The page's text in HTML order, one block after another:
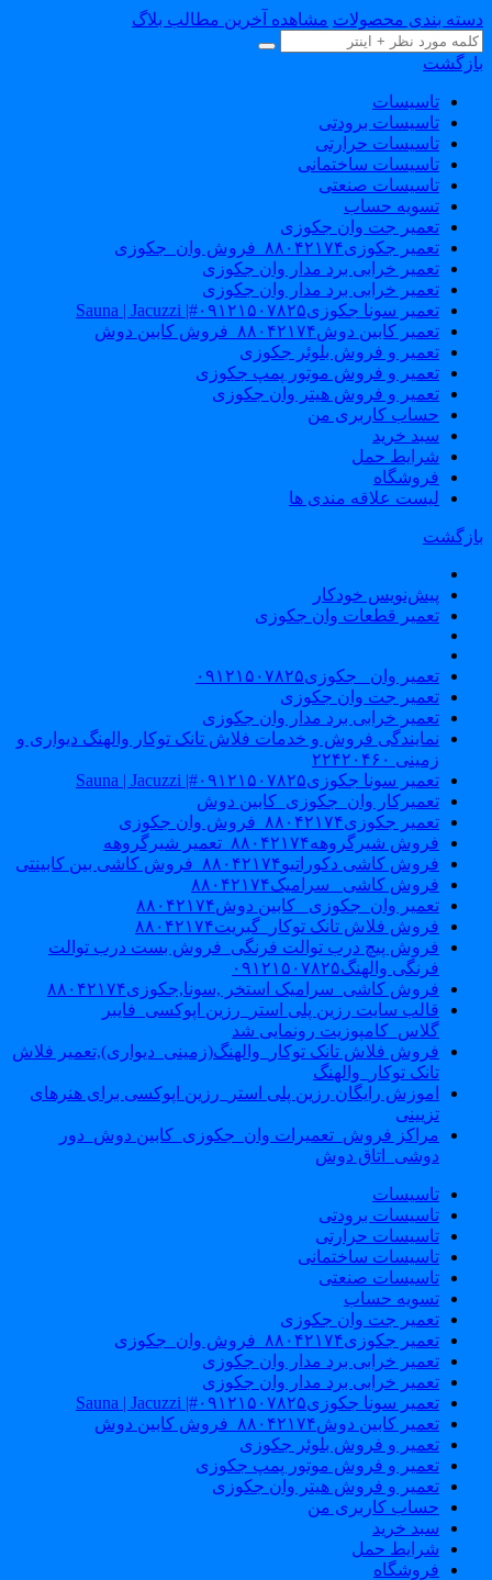
بندی محصولات مشاهده آخرین مطالب بلاگ
تاسیسات
تاسیسات برودتی
تاسیسات حرارتی
تاسیسات ساختمانی
تاسیسات صنعتی
تسویه حساب
تعمیر جت وان جکوزی
تعمیر جکوزی۸۸۰۴۲۱۷۴_فروش وان_جکوزی
تعمیر خرابی برد مدار وان جکوزی
تعمیر خرابی برد مدار وان جکوزی
تعمیر سونا جکوزی۰۹۱۲۱۵۰۷۸۲۵#| Sauna | Jacuzzi
تعمیر کابین دوش۸۸۰۴۲۱۷۴_فروش کابین دوش
تعمیر و فروش بلوئر جکوزی
تعمیر و فروش موتور پمپ جکوزی
تعمیر و فروش هیتر وان جکوزی
حساب کاربری من
سبد خرید
شرایط حمل
فروشگاه
لیست علاقه مندی ها
پیش‌نویس خودکار
تعمیر قطعات وان جکوزی
تعمیر وان _جکوزی۰۹۱۲۱۵۰۷۸۲۵
تعمیر جت وان جکوزی
تعمیر خرابی برد مدار وان جکوزی
نمایندگی فروش و خدمات فلاش تانک توکار والهنگ دیواری و
زمینی ۲۲۴۲۰۴۶۰
تعمیر سونا جکوزی۰۹۱۲۱۵۰۷۸۲۵#| Sauna | Jacuzzi
تعمیرکار وان_جکوزی_کابین دوش
تعمیر جکوزی۸۸۰۴۲۱۷۴_فروش وان جکوزی
فروش شیرگروهه۸۸۰۴۲۱۷۴_تعمیر شیرگروهه
فروش کاشی دکوراتیو۸۸۰۴۲۱۷۴_فروش کاشی بین کابینتی
فروش کاشی _سرامیک۸۸۰۴۲۱۷۴
تعمیر وان_جکوزی_ کابین دوش۸۸۰۴۲۱۷۴
فروش فلاش تانک توکار_گبریت۸۸۰۴۲۱۷۴
فروش پیچ درب توالت فرنگی_فروش بست درب توالت
فرنگی والهنگ۰۹۱۲۱۵۰۷۸۲۵
فروش کاشی_سرامیک استخر ,سونا,جکوزی۸۸۰۴۲۱۷۴
قالب سایت رزین پلی استر_رزین اپوکسی_فایبر
گلاس_کامپوزیت رونمایی شد
فروش فلاش تانک توکار_والهنگ(زمینی_دیواری),تعمیر فلاش
تانک توکار_والهنگ
اموزش رایگان رزین پلی استر_رزین اپوکسی برای هنرهای
تزیینی
مراکز فروش_تعمیرات وان_جکوزی_کابین دوش_دور
دوشی_اتاق دوش
تاسیسات
تاسیسات برودتی
تاسیسات حرارتی
تاسیسات ساختمانی
تاسیسات صنعتی
تسویه حساب
تعمیر جت وان جکوزی
تعمیر جکوزی۸۸۰۴۲۱۷۴_فروش وان_جکوزی
تعمیر خرابی برد مدار وان جکوزی
تعمیر خرابی برد مدار وان جکوزی
تعمیر سونا جکوزی۰۹۱۲۱۵۰۷۸۲۵#| Sauna | Jacuzzi
تعمیر کابین دوش۸۸۰۴۲۱۷۴_فروش کابین دوش
تعمیر و فروش بلوئر جکوزی
تعمیر و فروش موتور پمپ جکوزی
تعمیر و فروش هیتر وان جکوزی
حساب کاربری من
سبد خرید
شرایط حمل
فروشگاه